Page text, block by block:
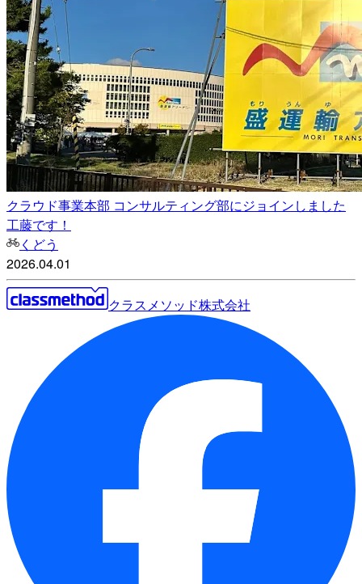
クラウド事業本部 コンサルティング部にジョインしました
工藤です！
くどう
2026.04.01
クラスメソッド株式会社